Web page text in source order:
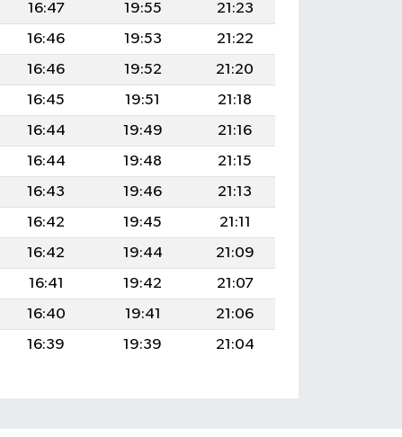
16:47 19:55
21:23
16:46 19:53
21:22
16:46 19:52
21:20
16:45 19:51
21:18
16:44 19:49
21:16
16:44 19:48
21:15
16:43 19:46
21:13
16:42 19:45
21:11
16:42 19:44
21:09
16:41 19:42
21:07
16:40 19:41
21:06
16:39 19:39 21:04